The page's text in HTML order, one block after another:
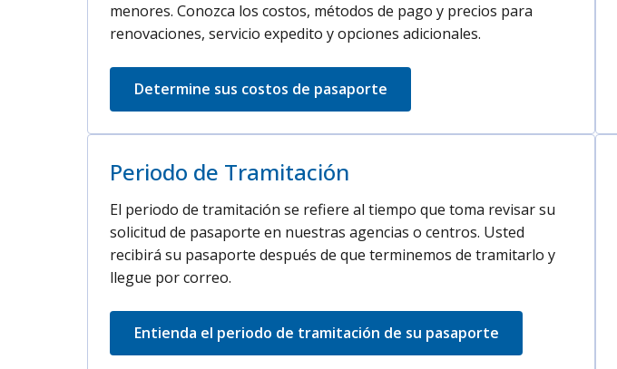
menores. Conozca los costos, métodos de pago y precios para
renovaciones, servicio expedito y opciones adicionales.
Determine sus costos de pasaporte
Periodo de Tramitación
El periodo de tramitación se refiere al tiempo que toma revisar su
solicitud de pasaporte en nuestras agencias o centros. Usted
recibirá su pasaporte después de que terminemos de tramitarlo y
llegue por correo.
Entienda el periodo de tramitación de su pasaporte